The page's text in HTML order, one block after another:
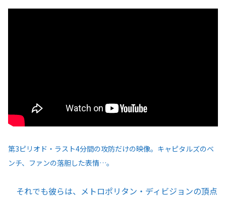
第3ピリオド・ラスト4分間の攻防だけの映像。キャピタルズのベ
ンチ、ファンの落胆した表情…。
それでも彼らは、メトロポリタン・ディビジョンの頂点